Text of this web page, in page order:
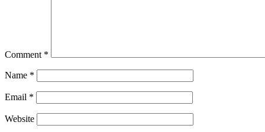
Comment *
Name *
Email *
Website